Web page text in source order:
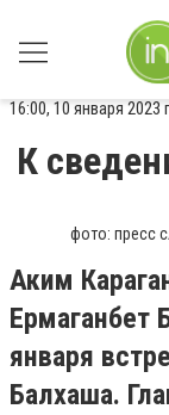
16:00, 10 января 2023
К
фото: пресс
Аким
Ермаганбет
января
Балхаша.